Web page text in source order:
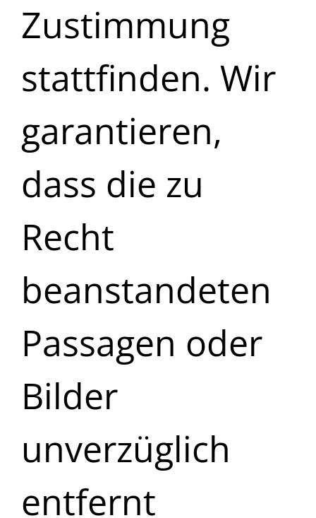
Zustimmung
stattfinden. Wir
garantieren,
dass die zu
Recht
beanstandeten
Passagen oder
Bilder
unverzüglich
entfernt